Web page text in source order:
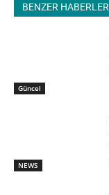
BENZER HABERLER
Güncel
NEWS